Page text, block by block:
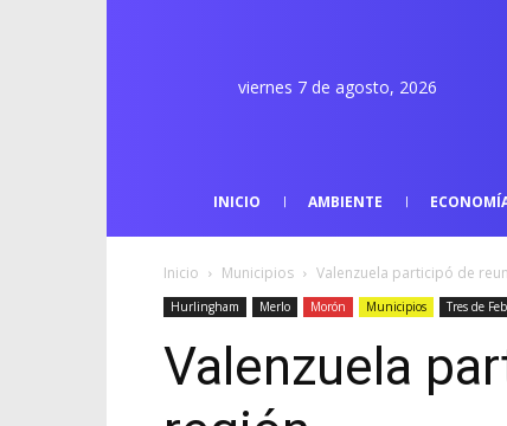
viernes 7 de agosto, 2026
INICIO AMBIENTE
Inicio Municipios Valenzuela participó de
Hurlingham Merlo Morón Municipios Tres de
Valenzuela